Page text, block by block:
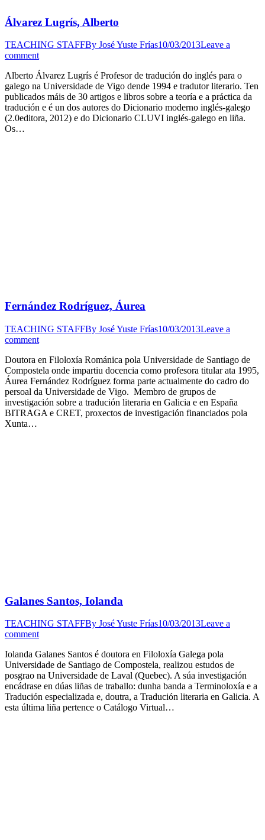
Álvarez Lugrís, Alberto
TEACHING STAFFBy José Yuste Frías10/03/2013Leave a
comment
Alberto Álvarez Lugrís é Profesor de tradución do inglés para o
galego na Universidade de Vigo dende 1994 e tradutor literario. Ten
publicados máis de 30 artigos e libros sobre a teoría e a práctica da
tradución e é un dos autores do Dicionario moderno inglés-galego
(2.0editora, 2012) e do Dicionario CLUVI inglés-galego en liña.
Os…
Fernández Rodríguez, Áurea
TEACHING STAFFBy José Yuste Frías10/03/2013Leave a
comment
Doutora en Filoloxía Románica pola Universidade de Santiago de
Compostela onde impartiu docencia como profesora titular ata 1995,
Áurea Fernández Rodríguez forma parte actualmente do cadro do
persoal da Universidade de Vigo. Membro de grupos de
investigación sobre a tradución literaria en Galicia e en España
BITRAGA e CRET, proxectos de investigación financiados pola
Xunta…
Galanes Santos, Iolanda
TEACHING STAFFBy José Yuste Frías10/03/2013Leave a
comment
Iolanda Galanes Santos é doutora en Filoloxía Galega pola
Universidade de Santiago de Compostela, realizou estudos de
posgrao na Universidade de Laval (Quebec). A súa investigación
encádrase en dúas liñas de traballo: dunha banda a Terminoloxía e a
Tradución especializada e, doutra, a Tradución literaria en Galicia. A
esta última liña pertence o Catálogo Virtual…